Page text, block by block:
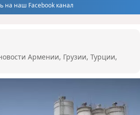
на наш Facebook канал
Армении, Грузии, Турции,